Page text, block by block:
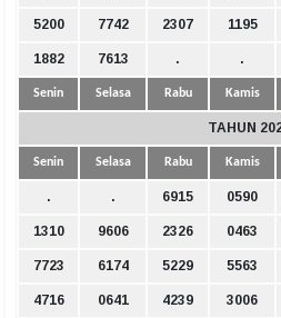
5200 7742 2307 1195
1882 7613 . .
Senin Selasa Rabu Kamis
TAHUN
Senin Selasa Rabu Kamis
. . 6915 0590
1310 9606 2326 0463
7723 6174 5229 5563
4716 0641 4239 3006